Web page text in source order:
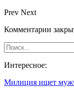
Prev Next
Комментарии
Интересное:
Милиция ищет